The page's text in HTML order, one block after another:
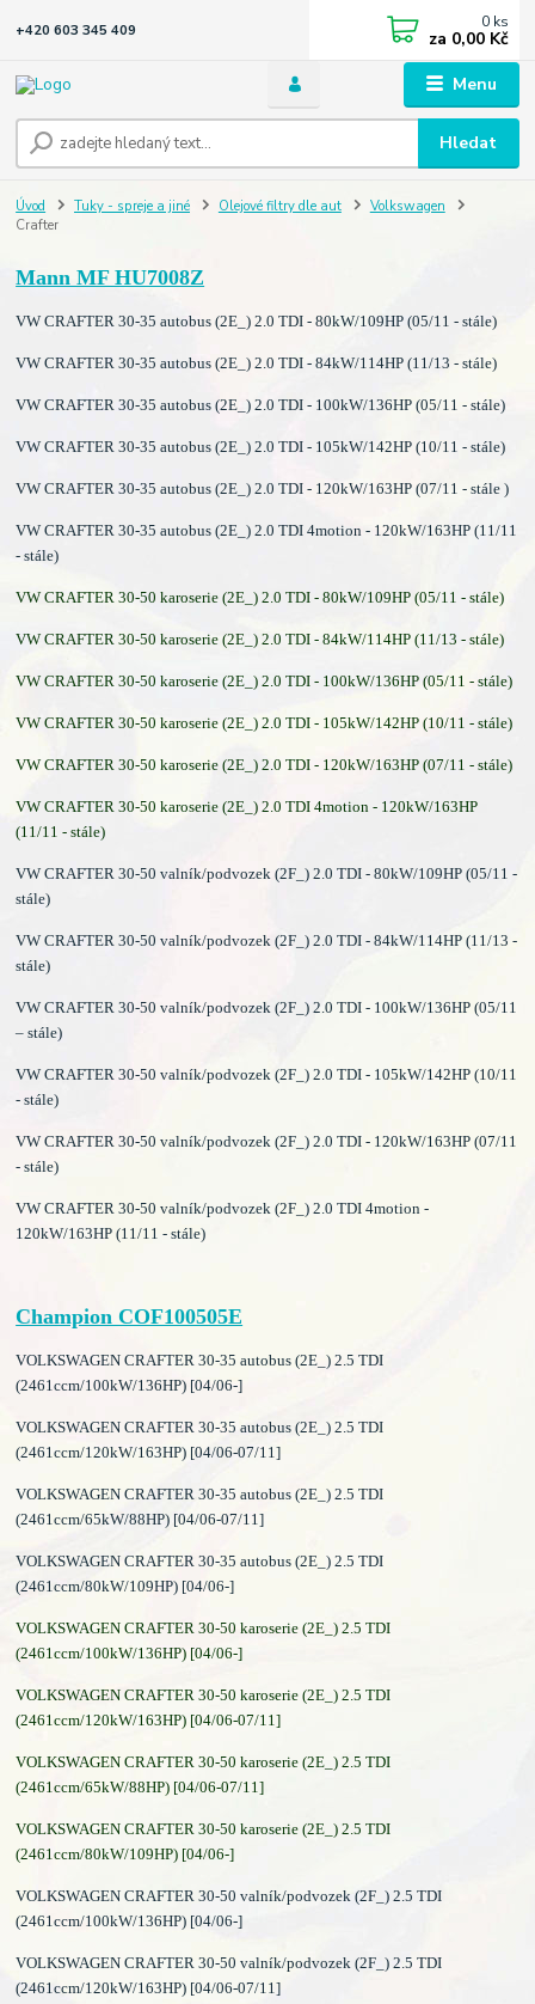
Menu
Hledat
+420 603 345 409 0 ks
za 0,00 Kč
Úvod Tuky - spreje a jiné Olejové filtry dle aut
Volkswagen
Crafter
Mann MF HU7008Z
VW CRAFTER 30-35 autobus (2E_) 2.0 TDI - 80kW/109HP (05/11 - stále)
VW CRAFTER 30-35 autobus (2E_) 2.0 TDI - 84kW/114HP (11/13 - stále)
VW CRAFTER 30-35 autobus (2E_) 2.0 TDI - 100kW/136HP (05/11 - stále)
VW CRAFTER 30-35 autobus (2E_) 2.0 TDI - 105kW/142HP (10/11 - stále)
VW CRAFTER 30-35 autobus (2E_) 2.0 TDI - 120kW/163HP (07/11 - stále )
VW CRAFTER 30-35 autobus (2E_) 2.0 TDI 4motion - 120kW/163HP (11/11
- stále)
VW CRAFTER 30-50 karoserie (2E_) 2.0 TDI - 80kW/109HP (05/11 - stále)
VW CRAFTER 30-50 karoserie (2E_) 2.0 TDI - 84kW/114HP (11/13 - stále)
VW CRAFTER 30-50 karoserie (2E_) 2.0 TDI - 100kW/136HP (05/11 - stále)
VW CRAFTER 30-50 karoserie (2E_) 2.0 TDI - 105kW/142HP (10/11 - stále)
VW CRAFTER 30-50 karoserie (2E_) 2.0 TDI - 120kW/163HP (07/11 - stále)
VW CRAFTER 30-50 karoserie (2E_) 2.0 TDI 4motion - 120kW/163HP
(11/11 - stále)
VW CRAFTER 30-50 valník/podvozek (2F_) 2.0 TDI - 80kW/109HP (05/11 -
stále)
VW CRAFTER 30-50 valník/podvozek (2F_) 2.0 TDI - 84kW/114HP (11/13 -
stále)
VW CRAFTER 30-50 valník/podvozek (2F_) 2.0 TDI - 100kW/136HP (05/11
– stále)
VW CRAFTER 30-50 valník/podvozek (2F_) 2.0 TDI - 105kW/142HP (10/11
- stále)
VW CRAFTER 30-50 valník/podvozek (2F_) 2.0 TDI - 120kW/163HP (07/11
- stále)
VW CRAFTER 30-50 valník/podvozek (2F_) 2.0 TDI 4motion -
120kW/163HP (11/11 - stále)
Champion COF100505E
VOLKSWAGEN CRAFTER 30-35 autobus (2E_) 2.5 TDI
(2461ccm/100kW/136HP) [04/06-]
VOLKSWAGEN CRAFTER 30-35 autobus (2E_) 2.5 TDI
(2461ccm/120kW/163HP) [04/06-07/11]
VOLKSWAGEN CRAFTER 30-35 autobus (2E_) 2.5 TDI
(2461ccm/65kW/88HP) [04/06-07/11]
VOLKSWAGEN CRAFTER 30-35 autobus (2E_) 2.5 TDI
(2461ccm/80kW/109HP) [04/06-]
VOLKSWAGEN CRAFTER 30-50 karoserie (2E_) 2.5 TDI
(2461ccm/100kW/136HP) [04/06-]
VOLKSWAGEN CRAFTER 30-50 karoserie (2E_) 2.5 TDI
(2461ccm/120kW/163HP) [04/06-07/11]
VOLKSWAGEN CRAFTER 30-50 karoserie (2E_) 2.5 TDI
(2461ccm/65kW/88HP) [04/06-07/11]
VOLKSWAGEN CRAFTER 30-50 karoserie (2E_) 2.5 TDI
(2461ccm/80kW/109HP) [04/06-]
VOLKSWAGEN CRAFTER 30-50 valník/podvozek (2F_) 2.5 TDI
(2461ccm/100kW/136HP) [04/06-]
VOLKSWAGEN CRAFTER 30-50 valník/podvozek (2F_) 2.5 TDI
(2461ccm/120kW/163HP) [04/06-07/11]